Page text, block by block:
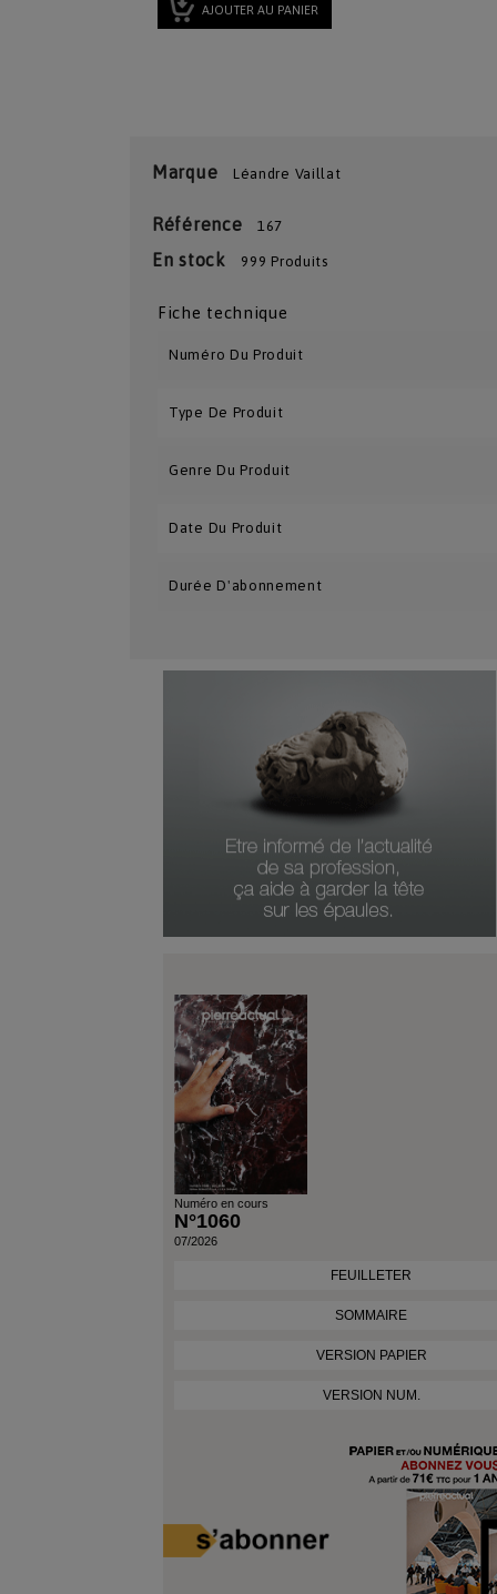
AJOUTER AU PANIER
Marque Léandre Vaillat
Référence 167
En stock 999 Produits
Fiche technique
Numéro Du Produit
Type De Produit
Genre Du Produit
Date Du Produit
Durée D'abonnement
Numéro en cours
N°1060
07/2026
FEUILLETER
SOMMAIRE
VERSION PAPIER
VERSION NUM.